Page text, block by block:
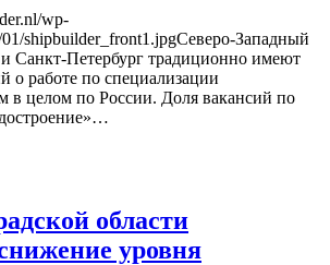
wp-
shipbuilder_front1.jpgСеверо-Западный
Санкт-Петербург традиционно имеют
о работе по специализации
в целом по России. Доля вакансий по
области
уровня